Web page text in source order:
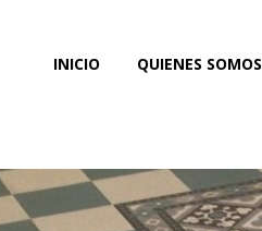
INICIO QUIENES SOMOS